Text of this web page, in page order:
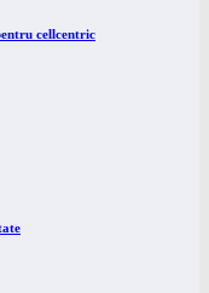
cellcentric